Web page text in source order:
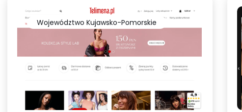
Województwo Kujawsko-Pomorskie